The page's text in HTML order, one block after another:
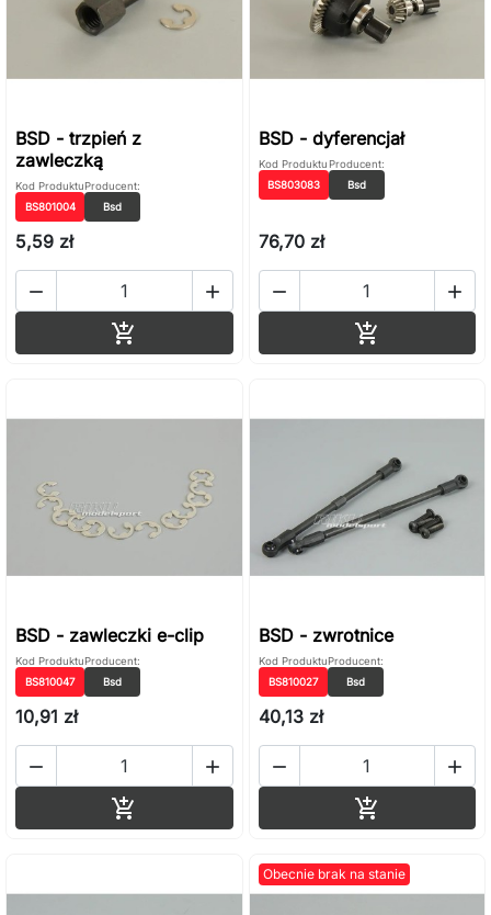
BSD - trzpień z
zawleczką
Kod Produktu
BS801004
Producent:
Bsd
5,59 zł
 

BSD - dyferencjał
Kod Produktu
BS803083
Producent:
Bsd
76,70 zł
 

BSD - zawleczki e-clip
Kod Produktu
BS810047
Producent:
Bsd
10,91 zł
 

BSD - zwrotnice
Kod Produktu
BS810027
Producent:
Bsd
40,13 zł
 

Obecnie brak na stanie